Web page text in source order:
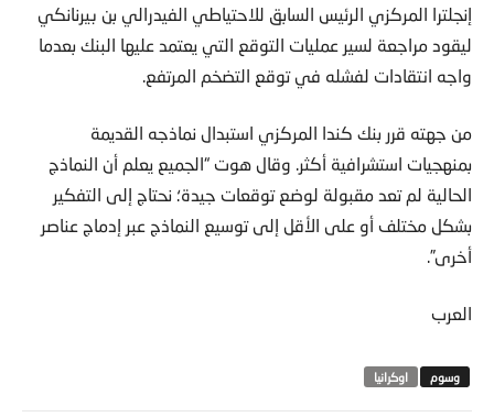
إنجلترا المركزي الرئيس السابق للاحتياطي الفيدرالي بن بيرنانكي
ليقود مراجعة لسير عمليات التوقع التي يعتمد عليها البنك بعدما
واجه انتقادات لفشله في توقع التضخم المرتفع.
من جهته قرر بنك كندا المركزي استبدال نماذجه القديمة
بمنهجيات استشرافية أكثر. وقال هوت “الجميع يعلم أن النماذج
الحالية لم تعد مقبولة لوضع توقعات جيدة؛ نحتاج إلى التفكير
بشكل مختلف أو على الأقل إلى توسيع النماذج عبر إدماج عناصر
أخرى”.
العرب
اوكرانيا